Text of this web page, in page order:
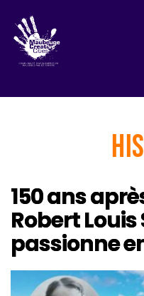
150 ans
Robert
passionne